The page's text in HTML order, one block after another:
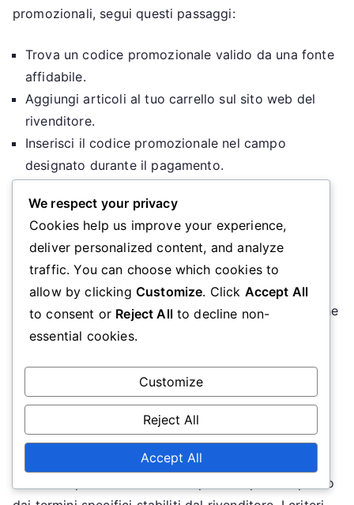
promozionali, segui questi passaggi:
Trova un codice promozionale valido da una fonte
affidabile.
Aggiungi articoli al tuo carrello sul sito web del
rivenditore.
Inserisci il codice promozionale nel campo
designato durante il pagamento.
conferma per riferimento.
Segui eventuali istruzioni aggiuntive fornite per
richiedere le tue ricompense.
Assicurati di controllare la data di scadenza del
codice promozionale e eventuali termini specifici che
potrebbero applicarsi all’offerta. Alcune ricompense
iscriversi a un programma di fedeltà.
Criteri di idoneità per richiedere
ricompense
L’idoneità per richiedere ricompense dipende spesso
We respect your privacy
Cookies help us improve your experience,
deliver personalized content, and analyze
traffic. You can choose which cookies to
allow by clicking Customize. Click Accept All
to consent or Reject Allto decline non-
essential cookies.
Customize
Reject All
Accept All